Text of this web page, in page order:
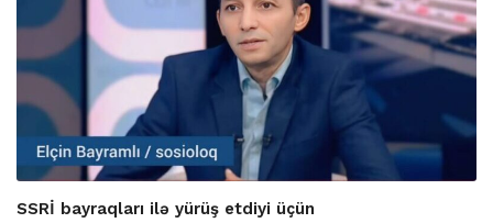
SSRİ bayraqları ilə yürüş etdiyi üçün